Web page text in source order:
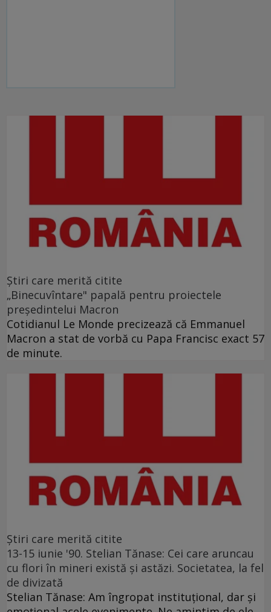
Ştiri care merită citite
„Binecuvîntare" papală pentru proiectele
preşedintelui Macron
Cotidianul Le Monde precizează că Emmanuel
Macron a stat de vorbă cu Papa Francisc exact 57
de minute.
Ştiri care merită citite
13-15 iunie '90. Stelian Tănase: Cei care aruncau
cu flori în mineri există și astăzi. Societatea, la fel
de divizată
Stelian Tănase: Am îngropat instituțional, dar și